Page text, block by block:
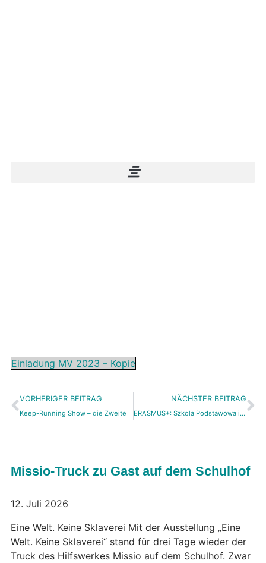
Einladung MV 2023 – Kopie
VORHERIGER BEITRAG
Keep-Running Show – die Zweite
NÄCHSTER BEITRAG
ERASMUS+: Szkoła Podstawowa i Liceum Ogólnokształcące Sióstr Nazaretanek w Warszawie
Missio-Truck zu Gast auf dem Schulhof
12. Juli 2026
Eine Welt. Keine Sklaverei Mit der Ausstellung „Eine
Welt. Keine Sklaverei“ stand für drei Tage wieder der
Truck des Hilfswerkes Missio auf dem Schulhof. Zwar